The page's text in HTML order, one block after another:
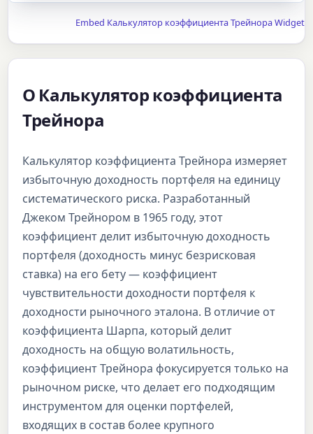
Embed Калькулятор коэффициента Трейнора Widget
О Калькулятор коэффициента
Трейнора
Калькулятор коэффициента Трейнора измеряет
избыточную доходность портфеля на единицу
систематического риска. Разработанный
Джеком Трейнором в 1965 году, этот
коэффициент делит избыточную доходность
портфеля (доходность минус безрисковая
ставка) на его бету — коэффициент
чувствительности доходности портфеля к
доходности рыночного эталона. В отличие от
коэффициента Шарпа, который делит
доходность на общую волатильность,
коэффициент Трейнора фокусируется только на
рыночном риске, что делает его подходящим
инструментом для оценки портфелей,
входящих в состав более крупного